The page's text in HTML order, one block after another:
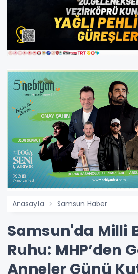
Anasayfa Samsun Haber
Samsun'da Milli
Ruhu: MHP’den
Anneler Günü